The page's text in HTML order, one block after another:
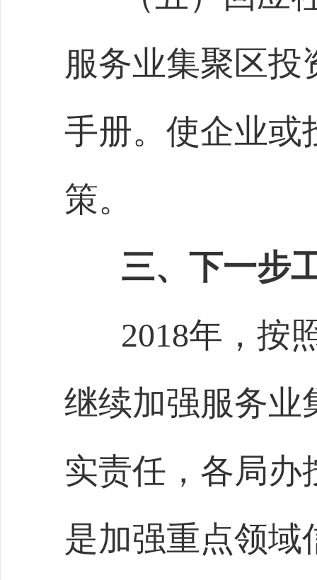
服务业集聚区
手册。使企业或
策。
三、下一步
2018年，按
继续加强服务业
实责任，各局办
是加强重点领域